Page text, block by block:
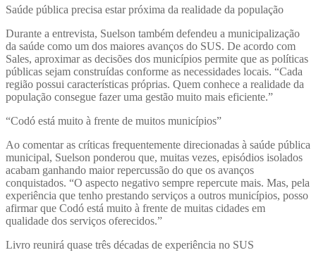
Saúde pública precisa estar próxima da realidade da população
Durante a entrevista, Suelson também defendeu a municipalização
da saúde como um dos maiores avanços do SUS. De acordo com
Sales, aproximar as decisões dos municípios permite que as políticas
públicas sejam construídas conforme as necessidades locais. “Cada
região possui características próprias. Quem conhece a realidade da
população consegue fazer uma gestão muito mais eficiente.”
“Codó está muito à frente de muitos municípios”
Ao comentar as críticas frequentemente direcionadas à saúde pública
municipal, Suelson ponderou que, muitas vezes, episódios isolados
acabam ganhando maior repercussão do que os avanços
conquistados. “O aspecto negativo sempre repercute mais. Mas, pela
experiência que tenho prestando serviços a outros municípios, posso
afirmar que Codó está muito à frente de muitas cidades em
qualidade dos serviços oferecidos.”
Livro reunirá quase três décadas de experiência no SUS